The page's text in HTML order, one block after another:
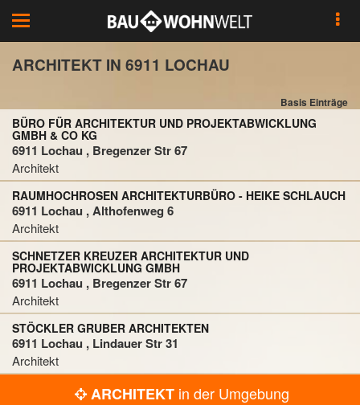
Toggle
navigation
ARCHITEKT IN 6911 LOCHAU
Basis Einträge
BÜRO FÜR ARCHITEKTUR UND PROJEKTABWICKLUNG
GMBH & CO KG
6911 Lochau , Bregenzer Str 67
Architekt
RAUMHOCHROSEN ARCHITEKTURBÜRO - HEIKE SCHLAUCH
6911 Lochau , Althofenweg 6
Architekt
SCHNETZER KREUZER ARCHITEKTUR UND
PROJEKTABWICKLUNG GMBH
6911 Lochau , Bregenzer Str 67
Architekt
STÖCKLER GRUBER ARCHITEKTEN
6911 Lochau , Lindauer Str 31
Architekt
ARCHITEKTin der Umgebung